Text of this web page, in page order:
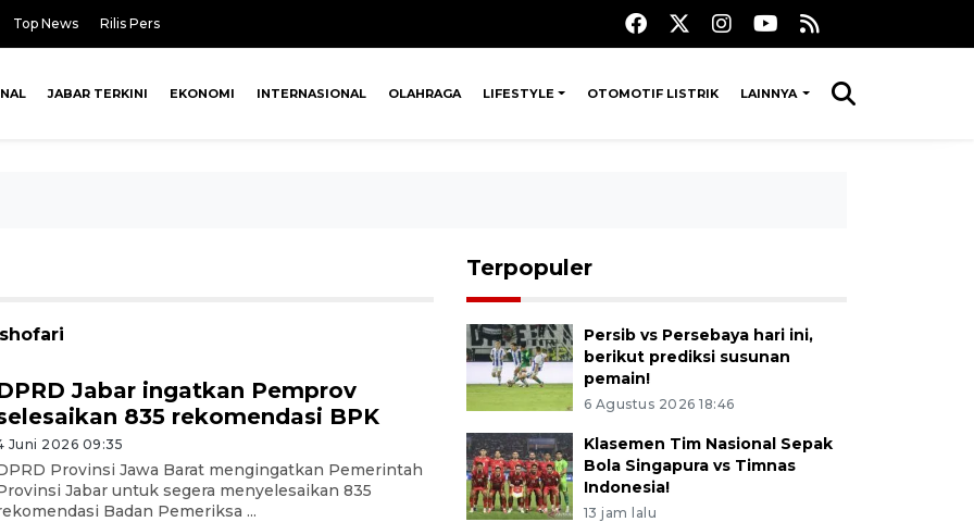
Top News Rilis Pers
JABAR TERKINI EKONOMI INTERNASIONAL OLAHRAGA LIFESTYLE OTOMOTIF LISTRIK LAINNYA
Jabar ingatkan Pemprov
835 rekomendasi BPK
Juni 2026 09:35
Provinsi Jawa Barat mengingatkan Pemerintah
Jabar untuk segera menyelesaikan 835
Badan Pemeriksa ...
Terpopuler
Persib vs Persebaya hari ini,
berikut prediksi susunan
pemain!
6 Agustus 2026 18:46
Klasemen Tim Nasional Sepak
Bola Singapura vs Timnas
Indonesia!
13 jam lalu